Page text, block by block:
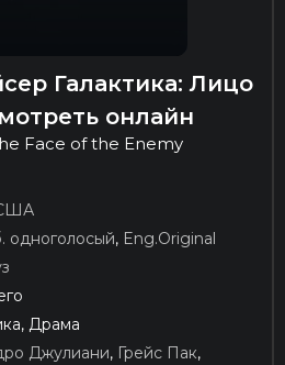
Галактика: Лицо
онлайн
Face of the Enemy
одноголосый, Eng.Original
Драма
Джулиани, Грейс Пак,